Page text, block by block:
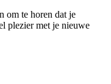
om te horen dat je
plezier met je nieuwe